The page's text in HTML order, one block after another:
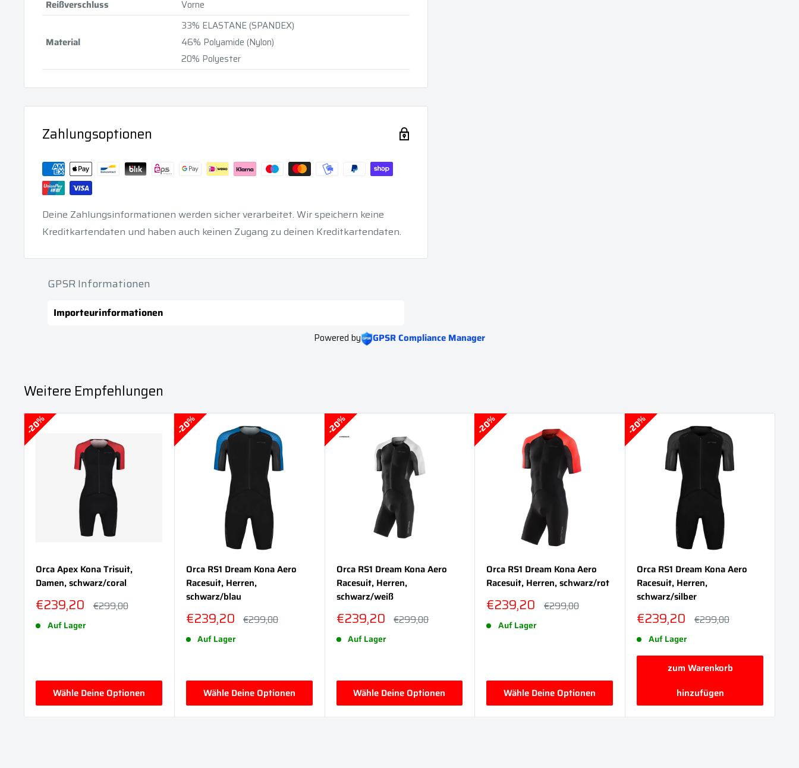
Reißverschluss
Vorne
Material
33% ELASTANE (SPANDEX)
46% Polyamide (Nylon)
20% Polyester
Zahlungsoptionen
Deine Zahlungsinformationen werden sicher verarbeitet. Wir speichern keine
Kreditkartendaten und haben auch keinen Zugang zu deinen Kreditkartendaten.
GPSR Informationen
Importeurinformationen
Powered by GPSR Compliance Manager
Weitere Empfehlungen
20%
Orca Apex Kona Trisuit,
Damen, schwarz/coral
Sonderpreis
€239,20 Normalpreis
€299,00
Auf Lager
Wähle Deine Optionen
20%
Orca RS1 Dream Kona Aero
Racesuit, Herren,
schwarz/blau
Sonderpreis
€239,20 Normalpreis
€299,00
Auf Lager
Wähle Deine Optionen
20%
Orca RS1 Dream Kona Aero
Racesuit, Herren,
schwarz/weiß
Sonderpreis
€239,20 Normalpreis
€299,00
Auf Lager
Wähle Deine Optionen
20%
Orca RS1 Dream Kona Aero
Racesuit, Herren, schwarz/rot
Sonderpreis
€239,20 Normalpreis
€299,00
Auf Lager
Wähle Deine Optionen
20%
Orca RS1 Dream Kona Aero
Racesuit, Herren,
schwarz/silber
Sonderpreis
€239,20 Normalpreis
€299,00
Auf Lager
zum Warenkorb
hinzufügen